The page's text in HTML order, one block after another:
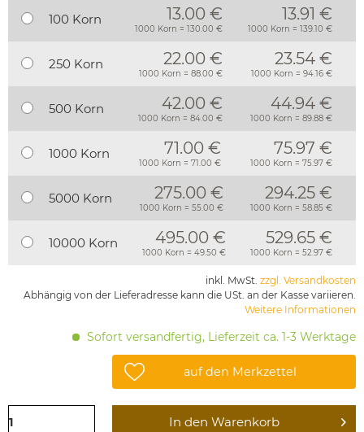
100 Korn 13.00 €
1000 Korn = 130.00 €
13.91 €
1000 Korn = 139.10 €
250 Korn 22.00 €
1000 Korn = 88.00 €
23.54 €
1000 Korn = 94.16 €
500 Korn 42.00 €
1000 Korn = 84.00 €
44.94 €
1000 Korn = 89.88 €
1000 Korn 71.00 €
1000 Korn = 71.00 €
75.97 €
1000 Korn = 75.97 €
5000 Korn 275.00 €
1000 Korn = 55.00 €
294.25 €
1000 Korn = 58.85 €
10000 Korn 495.00 €
1000 Korn = 49.50 €
529.65 €
1000 Korn = 52.97 €
inkl. MwSt. zzgl. Versandkosten
Abhängig von der Lieferadresse kann die USt. an der Kasse variieren.
Weitere Informationen
Sofort versandfertig, Lieferzeit ca. 1-3 Werktage
auf den Merkzettel
In den Warenkorb